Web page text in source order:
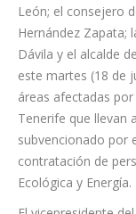
Comercio y
Domínguez; la
León; el consejero
Hernández Zapata;
Dávila y el alcalde
este martes (18 de
áreas afectadas
Tenerife que llevan
subvencionado por
contratación de